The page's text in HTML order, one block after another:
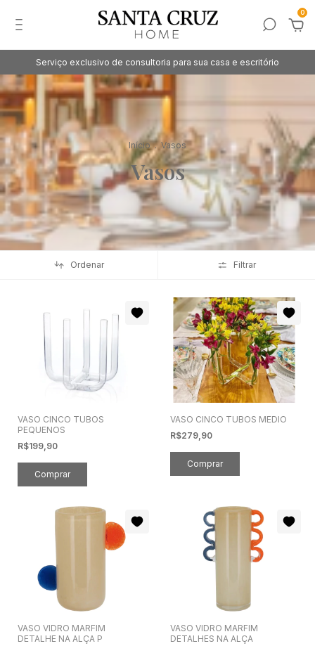
0
Serviço exclusivo de consultoria para sua casa e escritório
Início . Vasos
Vasos
Ordenar Filtrar
VASO CINCO TUBOS
PEQUENOS
R$199,90
VASO CINCO TUBOS MEDIO
R$279,90
VASO VIDRO MARFIM
DETALHE NA ALÇA P
VASO VIDRO MARFIM
DETALHES NA ALÇA